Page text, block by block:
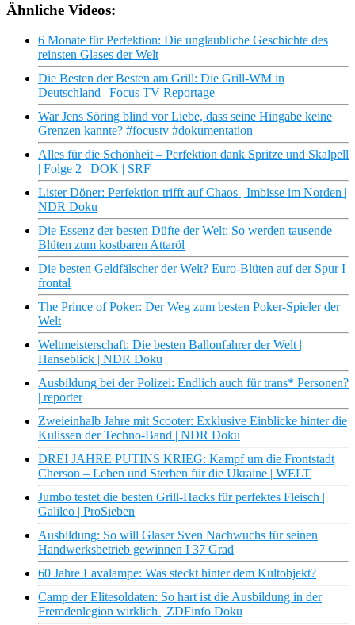
Ähnliche Videos:
6 Monate für Perfektion: Die unglaubliche Geschichte des
reinsten Glases der Welt
Die Besten der Besten am Grill: Die Grill-WM in
Deutschland | Focus TV Reportage
War Jens Söring blind vor Liebe, dass seine Hingabe keine
Grenzen kannte? #focustv #dokumentation
Alles für die Schönheit – Perfektion dank Spritze und Skalpell
| Folge 2 | DOK | SRF
Lister Döner: Perfektion trifft auf Chaos | Imbisse im Norden |
NDR Doku
Die Essenz der besten Düfte der Welt: So werden tausende
Blüten zum kostbaren Attaröl
Die besten Geldfälscher der Welt? Euro-Blüten auf der Spur I
frontal
The Prince of Poker: Der Weg zum besten Poker-Spieler der
Welt
Weltmeisterschaft: Die besten Ballonfahrer der Welt |
Hanseblick | NDR Doku
Ausbildung bei der Polizei: Endlich auch für trans* Personen?
| reporter
Zweieinhalb Jahre mit Scooter: Exklusive Einblicke hinter die
Kulissen der Techno-Band | NDR Doku
DREI JAHRE PUTINS KRIEG: Kampf um die Frontstadt
Cherson – Leben und Sterben für die Ukraine | WELT
Jumbo testet die besten Grill-Hacks für perfektes Fleisch |
Galileo | ProSieben
Ausbildung: So will Glaser Sven Nachwuchs für seinen
Handwerksbetrieb gewinnen I 37 Grad
60 Jahre Lavalampe: Was steckt hinter dem Kultobjekt?
Camp der Elitesoldaten: So hart ist die Ausbildung in der
Fremdenlegion wirklich | ZDFinfo Doku